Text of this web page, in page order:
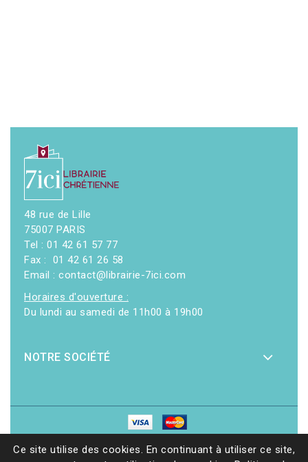
48 rue de Lille
75007 PARIS
Tel : 01 42 61 57 77
Fax : 01 42 61 26 58
Email : contact@librairie-7ici.com
Horaires d'ouverture :
Du lundi au samedi de 11h00 à 19h00
NOTRE SOCIÉTÉ
Ce site utilise des cookies. En continuant à utiliser ce site,
© 2026 - Librairie 7ici| Site web réalisé par Ethicweb